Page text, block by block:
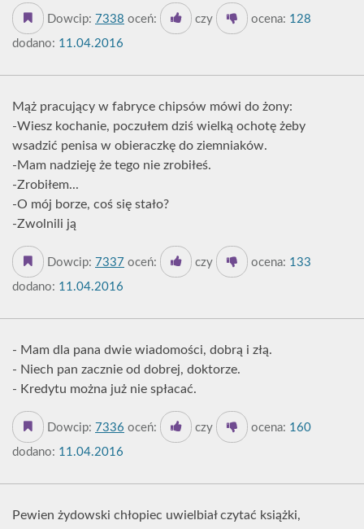
Dowcip: 7338 oceń: czy ocena: 128
dodano: 11.04.2016
Mąż pracujący w fabryce chipsów mówi do żony:
-Wiesz kochanie, poczułem dziś wielką ochotę żeby
wsadzić penisa w obieraczkę do ziemniaków.
-Mam nadzieję że tego nie zrobiłeś.
-Zrobiłem...
-O mój borze, coś się stało?
-Zwolnili ją
Dowcip: 7337 oceń: czy ocena: 133
dodano: 11.04.2016
- Mam dla pana dwie wiadomości, dobrą i złą.
- Niech pan zacznie od dobrej, doktorze.
- Kredytu można już nie spłacać.
Dowcip: 7336 oceń: czy ocena: 160
dodano: 11.04.2016
Pewien żydowski chłopiec uwielbiał czytać książki,